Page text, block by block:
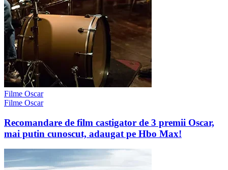
Filme Oscar
Filme Oscar
Recomandare de film castigator de 3 premii Oscar,
mai putin cunoscut, adaugat pe Hbo Max!